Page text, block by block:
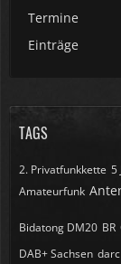
Termine
Einträge
TAGS
2. Privatfunkkette 5
Amateurfunk
Bidatong DM20 BR
DAB+ Sachsen darc